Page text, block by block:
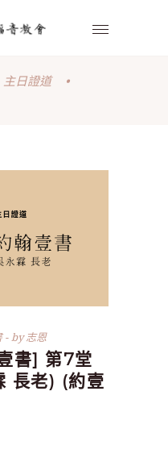
主日證道
•
by志恩
書] 第7堂
長老) (約壹